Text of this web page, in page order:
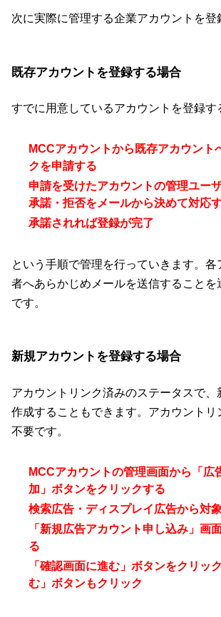
次に実際に管理する企業アカウントを登
既存アカウントを登録する場合
すでに用意しているアカウントを登録す
MCCアカウントから既存アカウント
クを申請する
申請を受けたアカウントの管理ユー
承諾・拒否をメールから決めて対応
承諾されれば登録が完了
という手順で管理を行っていきます。各
者へあらかじめメールを送信することを
です。
新規アカウントを登録する場合
アカウントリンク済みのステータスで、
作成することもできます。アカウントリ
不要です。
MCCアカウントの管理画面から「広
加」ボタンをクリックする
検索広告・ディスプレイ広告から対
「新規広告アカウント申し込み」画
る
「確認画面に進む」ボタンをクリッ
む」ボタンもクリック